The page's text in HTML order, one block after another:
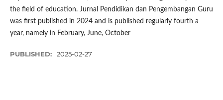
the field of education. Jurnal Pendidikan dan Pengembangan Guru
was first published in 2024 and is published regularly fourth a
year, namely in February, June, October
PUBLISHED: 2025-02-27